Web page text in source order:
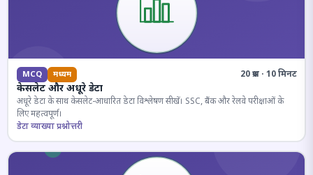
MCQ मध्यम 20 प्रश्न · 10 मिनट
केसलेट और अधूरे डेटा
अधूरे डेटा के साथ केसलेट-आधारित डेटा विश्लेषण सीखें। SSC, बैंक और रेलवे परीक्षाओं के
लिए महत्वपूर्ण।
डेटा व्याख्या प्रश्नोत्तरी